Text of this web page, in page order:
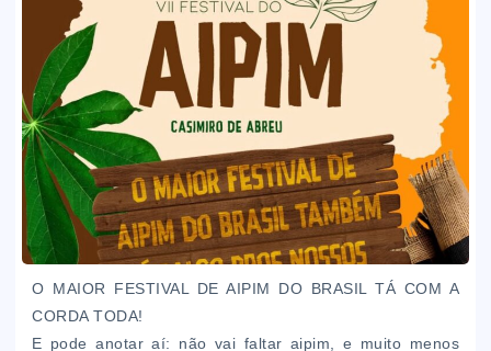
O MAIOR FESTIVAL DE AIPIM DO BRASIL TÁ COM A
CORDA TODA!
E pode anotar aí: não vai faltar aipim, e muito menos